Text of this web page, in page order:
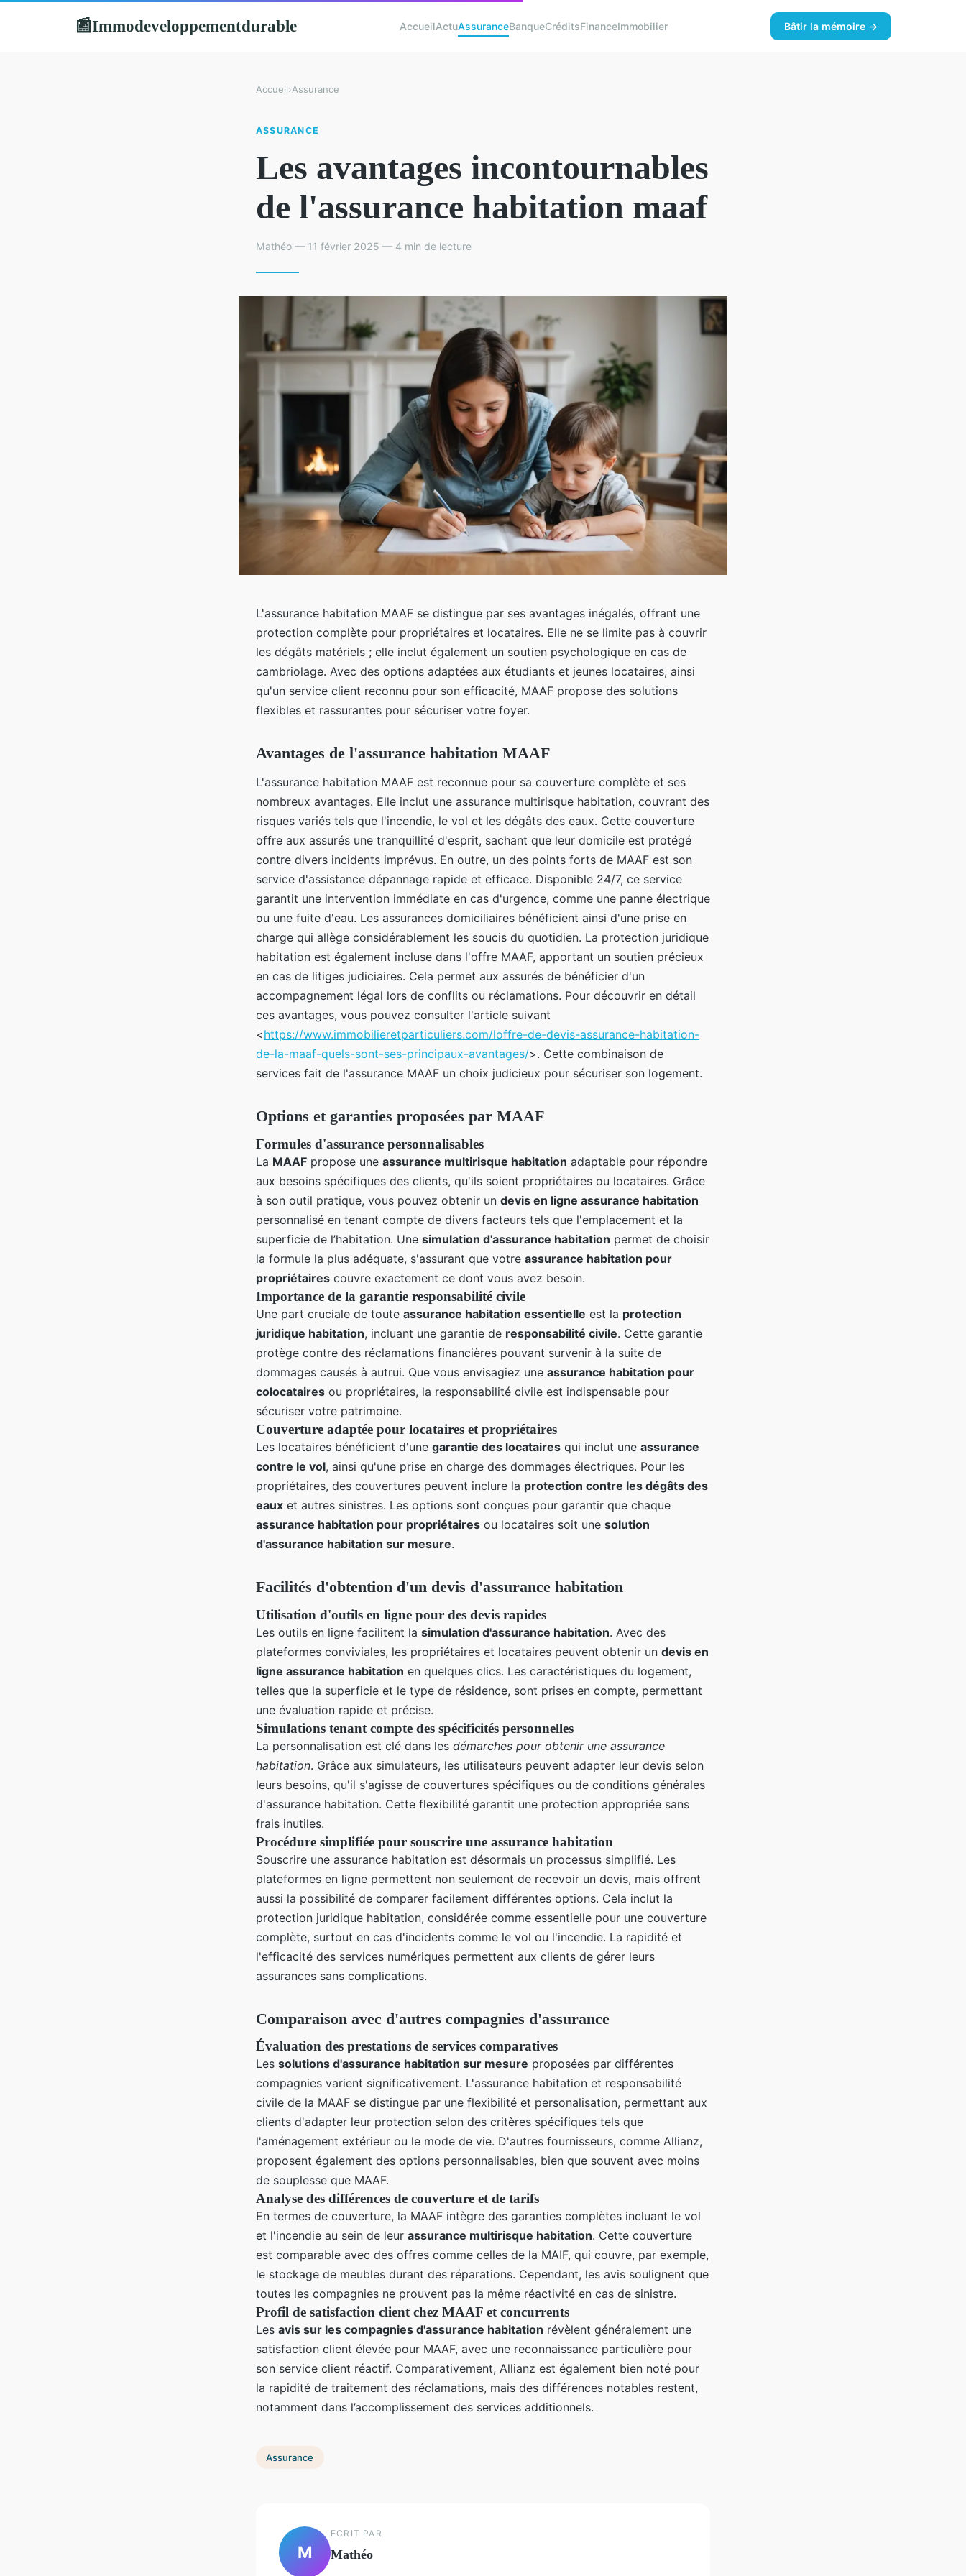
📰Immodeveloppementdurable AccueilActuAssuranceBanqueCréditsFinanceImmobilier Bâtir la mémoire →
Accueil›Assurance
ASSURANCE
Les avantages incontournables
de l'assurance habitation maaf
Mathéo — 11 février 2025 — 4 min de lecture
L'assurance habitation MAAF se distingue par ses avantages inégalés, offrant une
protection complète pour propriétaires et locataires. Elle ne se limite pas à couvrir
les dégâts matériels ; elle inclut également un soutien psychologique en cas de
cambriolage. Avec des options adaptées aux étudiants et jeunes locataires, ainsi
qu'un service client reconnu pour son efficacité, MAAF propose des solutions
flexibles et rassurantes pour sécuriser votre foyer.
Avantages de l'assurance habitation MAAF
L'assurance habitation MAAF est reconnue pour sa couverture complète et ses
nombreux avantages. Elle inclut une assurance multirisque habitation, couvrant des
risques variés tels que l'incendie, le vol et les dégâts des eaux. Cette couverture
offre aux assurés une tranquillité d'esprit, sachant que leur domicile est protégé
contre divers incidents imprévus. En outre, un des points forts de MAAF est son
service d'assistance dépannage rapide et efficace. Disponible 24/7, ce service
garantit une intervention immédiate en cas d'urgence, comme une panne électrique
ou une fuite d'eau. Les assurances domiciliaires bénéficient ainsi d'une prise en
charge qui allège considérablement les soucis du quotidien. La protection juridique
habitation est également incluse dans l'offre MAAF, apportant un soutien précieux
en cas de litiges judiciaires. Cela permet aux assurés de bénéficier d'un
accompagnement légal lors de conflits ou réclamations. Pour découvrir en détail
ces avantages, vous pouvez consulter l'article suivant
<https://www.immobilieretparticuliers.com/loffre-de-devis-assurance-habitation-
de-la-maaf-quels-sont-ses-principaux-avantages/>. Cette combinaison de
services fait de l'assurance MAAF un choix judicieux pour sécuriser son logement.
Options et garanties proposées par MAAF
Formules d'assurance personnalisables
La MAAF propose une assurance multirisque habitation adaptable pour répondre
aux besoins spécifiques des clients, qu'ils soient propriétaires ou locataires. Grâce
à son outil pratique, vous pouvez obtenir un devis en ligne assurance habitation
personnalisé en tenant compte de divers facteurs tels que l'emplacement et la
superficie de l’habitation. Une simulation d'assurance habitation permet de choisir
la formule la plus adéquate, s'assurant que votre assurance habitation pour
propriétaires couvre exactement ce dont vous avez besoin.
Importance de la garantie responsabilité civile
Une part cruciale de toute assurance habitation essentielle est la protection
juridique habitation, incluant une garantie de responsabilité civile. Cette garantie
protège contre des réclamations financières pouvant survenir à la suite de
dommages causés à autrui. Que vous envisagiez une assurance habitation pour
colocataires ou propriétaires, la responsabilité civile est indispensable pour
sécuriser votre patrimoine.
Couverture adaptée pour locataires et propriétaires
Les locataires bénéficient d'une garantie des locataires qui inclut une assurance
contre le vol, ainsi qu'une prise en charge des dommages électriques. Pour les
propriétaires, des couvertures peuvent inclure la protection contre les dégâts des
eaux et autres sinistres. Les options sont conçues pour garantir que chaque
assurance habitation pour propriétaires ou locataires soit une solution
d'assurance habitation sur mesure.
Facilités d'obtention d'un devis d'assurance habitation
Utilisation d'outils en ligne pour des devis rapides
Les outils en ligne facilitent la simulation d'assurance habitation. Avec des
plateformes conviviales, les propriétaires et locataires peuvent obtenir un devis en
ligne assurance habitation en quelques clics. Les caractéristiques du logement,
telles que la superficie et le type de résidence, sont prises en compte, permettant
une évaluation rapide et précise.
Simulations tenant compte des spécificités personnelles
La personnalisation est clé dans les démarches pour obtenir une assurance
habitation. Grâce aux simulateurs, les utilisateurs peuvent adapter leur devis selon
leurs besoins, qu'il s'agisse de couvertures spécifiques ou de conditions générales
d'assurance habitation. Cette flexibilité garantit une protection appropriée sans
frais inutiles.
Procédure simplifiée pour souscrire une assurance habitation
Souscrire une assurance habitation est désormais un processus simplifié. Les
plateformes en ligne permettent non seulement de recevoir un devis, mais offrent
aussi la possibilité de comparer facilement différentes options. Cela inclut la
protection juridique habitation, considérée comme essentielle pour une couverture
complète, surtout en cas d'incidents comme le vol ou l'incendie. La rapidité et
l'efficacité des services numériques permettent aux clients de gérer leurs
assurances sans complications.
Comparaison avec d'autres compagnies d'assurance
Évaluation des prestations de services comparatives
Les solutions d'assurance habitation sur mesure proposées par différentes
compagnies varient significativement. L'assurance habitation et responsabilité
civile de la MAAF se distingue par une flexibilité et personalisation, permettant aux
clients d'adapter leur protection selon des critères spécifiques tels que
l'aménagement extérieur ou le mode de vie. D'autres fournisseurs, comme Allianz,
proposent également des options personnalisables, bien que souvent avec moins
de souplesse que MAAF.
Analyse des différences de couverture et de tarifs
En termes de couverture, la MAAF intègre des garanties complètes incluant le vol
et l'incendie au sein de leur assurance multirisque habitation. Cette couverture
est comparable avec des offres comme celles de la MAIF, qui couvre, par exemple,
le stockage de meubles durant des réparations. Cependant, les avis soulignent que
toutes les compagnies ne prouvent pas la même réactivité en cas de sinistre.
Profil de satisfaction client chez MAAF et concurrents
Les avis sur les compagnies d'assurance habitation révèlent généralement une
satisfaction client élevée pour MAAF, avec une reconnaissance particulière pour
son service client réactif. Comparativement, Allianz est également bien noté pour
la rapidité de traitement des réclamations, mais des différences notables restent,
notamment dans l’accomplissement des services additionnels.
Assurance
M
ECRIT PAR
Mathéo